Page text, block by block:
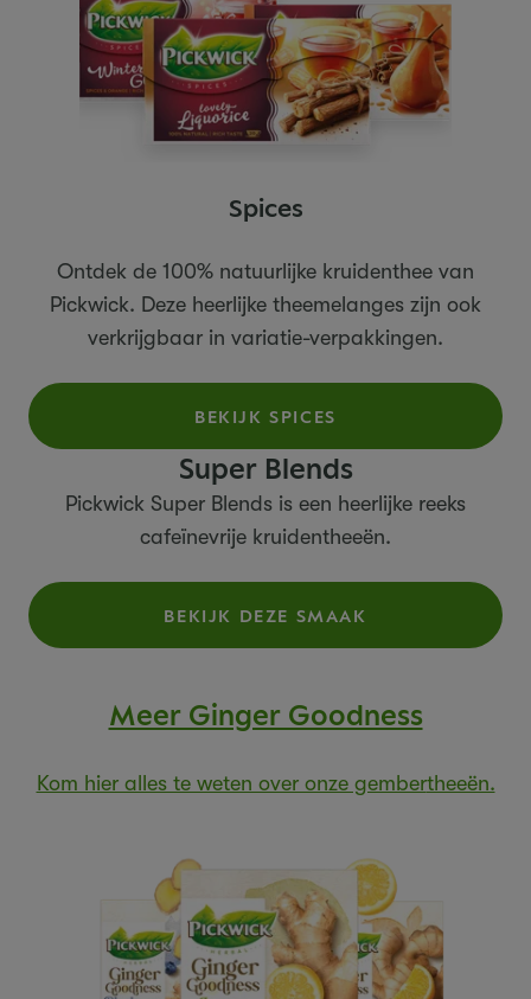
Spices
Ontdek de 100% natuurlijke kruidenthee van
Pickwick. Deze heerlijke theemelanges zijn ook
verkrijgbaar in variatie-verpakkingen.
BEKIJK SPICES
Super Blends
Pickwick Super Blends is een heerlijke reeks
cafeïnevrije kruidentheeën.
BEKIJK DEZE SMAAK
Meer Ginger Goodness
Kom hier alles te weten over onze gembertheeën.